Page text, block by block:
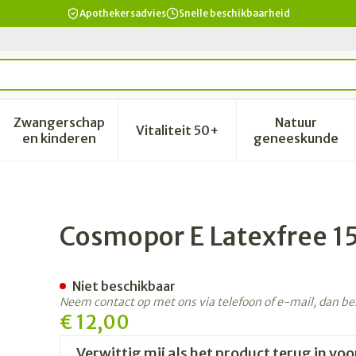
Apothekersadvies Snelle beschikbaarheid
verzorging en hygiëne categorie
voor Dieet, voeding en vitamines categorie
Zwangerschap
en kinderenToon submenu voor Zwangerschap en
Vitaliteit 50+Toon submenu voor Vitaliteit
Natuur
geneeskunde
Toon
10 P/s
Cosmopor E Latexfree
€ 12,00
Niet beschikbaar
Neem contact op met ons via telefoon of e-mail, dan